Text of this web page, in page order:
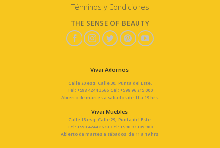
Términos y Condiciones
THE SENSE OF BEAUTY
Vivai Adornos
Calle 20 esq. Calle 30, Punta del Este.
Tel: +598 4244 3566 Cel: +598 96 215 000
Abierto de martes a sabados de 11 a 19 hrs.
Vivai Muebles
Calle 18 esq. Calle 29, Punta del Este.
Tel: +598 4244 2678 Cel: +598 97 109 900
Abierto de martes a sábados de 11 a 19 hrs.